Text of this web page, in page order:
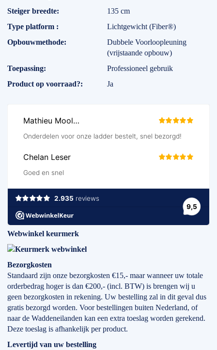
Steiger breedte
135 cm
Type platform
Lichtgewicht (Fiber®)
Opbouwmethode
Dubbele Voorloopleuning
(vrijstaande opbouw)
Toepassing
Professioneel gebruik
Product op voorraad?
Ja
Webwinkel keurmerk
Bezorgkosten
Standaard zijn onze bezorgkosten €15,- maar wanneer uw totale
orderbedrag hoger is dan €200,- (incl. BTW) is brengen wij u
geen bezorgkosten in rekening. Uw bestelling zal in dit geval dus
gratis bezorgd worden. Voor bestellingen buiten Nederland, of
naar de Waddeneilanden kan een extra toeslag worden gerekend.
Deze toeslag is afhankelijk per product.
Levertijd van uw bestelling